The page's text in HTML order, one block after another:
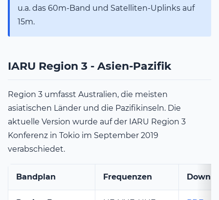
u.a. das 60m-Band und Satelliten-Uplinks auf
15m.
IARU Region 3 - Asien-Pazifik
Region 3 umfasst Australien, die meisten
asiatischen Länder und die Pazifikinseln. Die
aktuelle Version wurde auf der IARU Region 3
Konferenz in Tokio im September 2019
verabschiedet.
Bandplan Frequenzen